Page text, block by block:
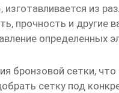
из
прочность и
бронзовой сетки,
сетку под